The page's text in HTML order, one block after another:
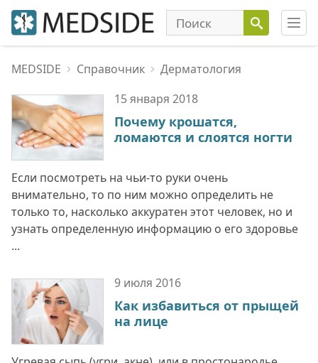
MEDSIDE Справочник
Дерматология
15 января 2018
Почему крошатся,
ломаются и слоятся ногти
Если посмотреть на чьи-то руки очень
внимательно, то по ним можно определить не
только то, насколько аккуратен этот человек, но и
узнать определенную информацию о его здоровье
...
9 июля 2016
Как избавиться от прыщей
на лице